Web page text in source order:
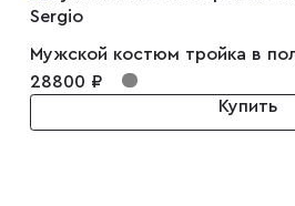
Мужской костюм тройка в
28800 ₽
Купить